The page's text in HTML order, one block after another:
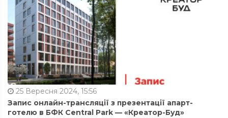
25 Вересня 2024, 15:56
Запис онлайн-трансляції з презентації апарт-
готелю в БФК Central Park — «Креатор-Буд»